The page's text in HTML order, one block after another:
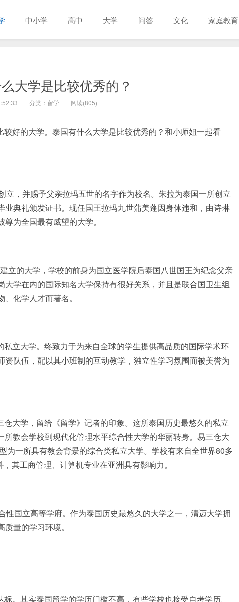
中小学 高中 大学 问答 文化 家庭教育
大学是比较优秀的？
分类： 留学 阅读(805)
好的大学。泰国有什么大学是比较优秀的？和小师姐一起看
，并赐予父亲拉玛五世的名字作为校名。朱拉为泰国一所创立
典礼颁发证书。现任国王拉玛九世蒲美蓬因身体违和，由诗琳
为全国最有威望的大学。
立的大学，学校的前身为国立医学院后泰国八世国王为纪念父亲
学在内的国际知名大学保持有很好关系，并且是联合国卫生组
化学人才而著名。
立大学。终致力于为来自全球的学生提供高品质的国际学术环
队伍，配以其小班制的互动教学，独立性学习氛围而被美誉为
大学，留给《留学》记者的印象。这所泰国历史最悠久的私立
教会学校到现代化管理水平综合性大学的华丽转身。易三仓大
一所具有教会背景的综合类私立大学。学校有来自全世界80多
其工商管理、计算机专业在亚洲具有影响力。
国立高等学府。作为泰国历史最悠久的大学之一，清迈大学拥
量的学习环境。
。其实泰国留学的学历门槛不高，有些学校也接受自考学历、